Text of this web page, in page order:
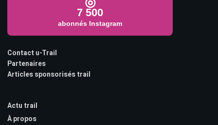
7 500
abonnés Instagram
Contact u-Trail
Partenaires
Articles sponsorisés trail
Actu trail
À propos